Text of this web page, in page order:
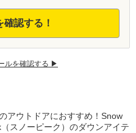
認する！
ルを確認する ▶︎
アウトドアにおすすめ！Snow
スノーピーク）のダウンアイテ